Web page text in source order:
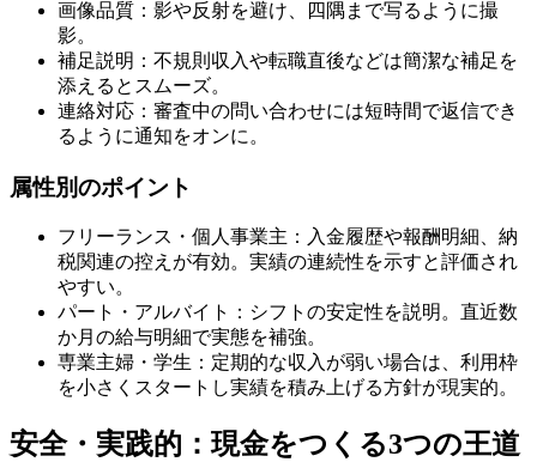
画像品質：影や反射を避け、四隅まで写るように撮
影。
補足説明：不規則収入や転職直後などは簡潔な補足を
添えるとスムーズ。
連絡対応：審査中の問い合わせには短時間で返信でき
るように通知をオンに。
属性別のポイント
フリーランス・個人事業主：入金履歴や報酬明細、納
税関連の控えが有効。実績の連続性を示すと評価され
やすい。
パート・アルバイト：シフトの安定性を説明。直近数
か月の給与明細で実態を補強。
専業主婦・学生：定期的な収入が弱い場合は、利用枠
を小さくスタートし実績を積み上げる方針が現実的。
安全・実践的：現金をつくる3つの王道